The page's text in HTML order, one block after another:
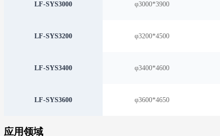
LF-SYS3000 φ3000*3900
LF-SYS3200 φ3200*4500
LF-SYS3400 φ3400*4600
LF-SYS3600 φ3600*4650
应用领域